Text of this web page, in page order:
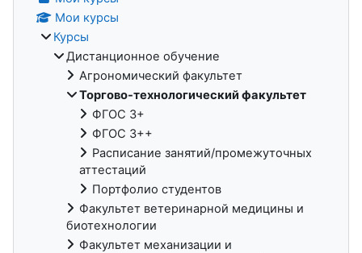
Мои курсы
Курсы
Дистанционное обучение
Агрономический факультет
Торгово-технологический факультет
ФГОС 3+
ФГОС 3++
Расписание занятий/промежуточных
аттестаций
Портфолио студентов
Факультет ветеринарной медицины и
биотехнологии
Факультет механизации и